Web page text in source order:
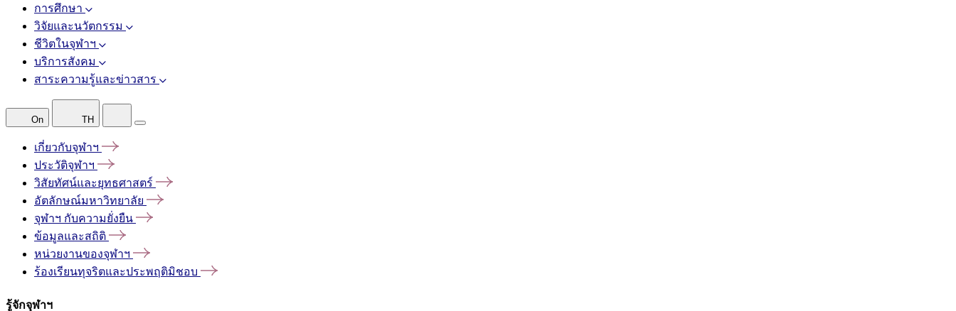
การศึกษา
วิจัยและนวัตกรรม
ชีวิตในจุฬาฯ
บริการสังคม
สาระความรู้และข่าวสาร
On TH
เกี่ยวกับจุฬาฯ
ประวัติจุฬาฯ
วิสัยทัศน์และยุทธศาสตร์
อัตลักษณ์มหาวิทยาลัย
จุฬาฯ กับความยั่งยืน
ข้อมูลและสถิติ
หน่วยงานของจุฬาฯ
ร้องเรียนทุจริตและประพฤติมิชอบ
รู้จักจุฬาฯ